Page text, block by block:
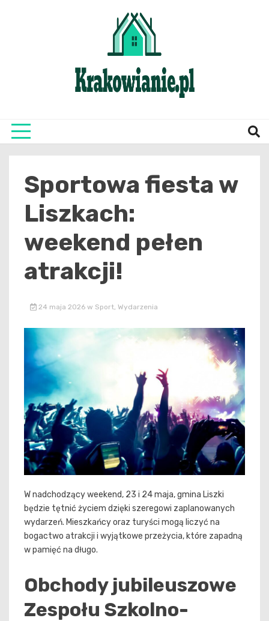
Sportowa fiesta w
Liszkach:
weekend pełen
atrakcji!
24 maja 2026 w Sport, Wydarzenia
W nadchodzący weekend, 23 i 24 maja, gmina Liszki
będzie tętnić życiem dzięki szeregowi zaplanowanych
wydarzeń. Mieszkańcy oraz turyści mogą liczyć na
bogactwo atrakcji i wyjątkowe przeżycia, które zapadną
w pamięć na długo.
Obchody jubileuszowe
Zespołu Szkolno-